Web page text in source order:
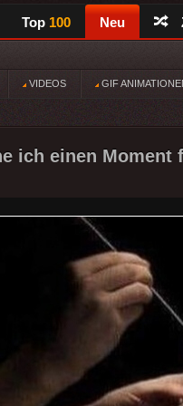
Top 100 Neu
VIDEOS GIF
ich einen